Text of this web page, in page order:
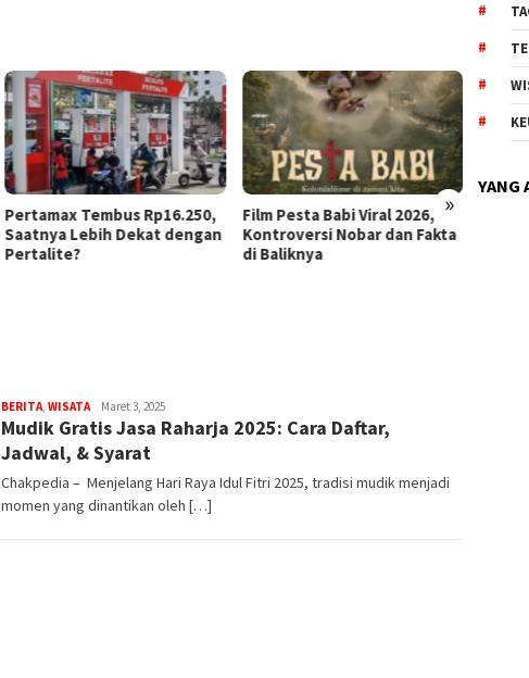
»
Pertamax Tembus Rp16.250,
Saatnya Lebih Dekat dengan
Pertalite?
Film Pesta Babi Viral 2026,
Kontroversi Nobar dan Fakta
di Baliknya
BERITA, WISATAChakpedia
Maret 3, 2025
Mudik Gratis Jasa Raharja 2025: Cara Daftar,
Jadwal, & Syarat
Chakpedia – Menjelang Hari Raya Idul Fitri 2025, tradisi mudik menjadi
momen yang dinantikan oleh […]
YANG